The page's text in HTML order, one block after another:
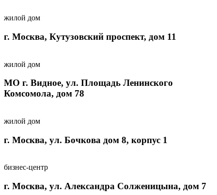
жилой дом
г. Москва, Кутузовский проспект, дом 11
жилой дом
МО г. Видное, ул. Площадь Ленинского
Комсомола, дом 78
жилой дом
г. Москва, ул. Бочкова дом 8, корпус 1
бизнес-центр
г. Москва, ул. Александра Солженицына, дом 7